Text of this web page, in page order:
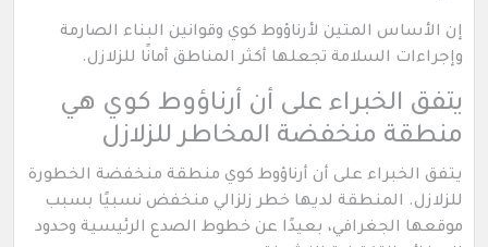
إن الأساس المتين لأرناؤوط كوي وقوانين البناء الصارمة
وإجراءات السلامة تجعلها أكثر المناطق أمانًا للزلازل.
يتفق الخبراء على أن أرناؤوط كوي هي
منطقة منخفضة المخاطر للزلازل
يتفق الخبراء على أن أرناؤوط كوي منطقة منخفضة الخطورة
للزلازل. المنطقة لديها خطر زلزالي منخفض نسبيًا بسبب
موقعها الجغرافي، بعيدًا عن خطوط الصدع الرئيسية وحدود